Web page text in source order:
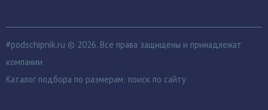
#podschipnik.ru © 2026. Все права защищены и принадлежат
компании
Каталог подбора по размерам: поиск по сайту